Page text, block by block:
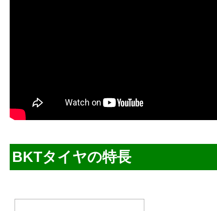
BKTタイヤの特長